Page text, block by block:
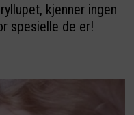
kjenner ingen
spesielle de er!